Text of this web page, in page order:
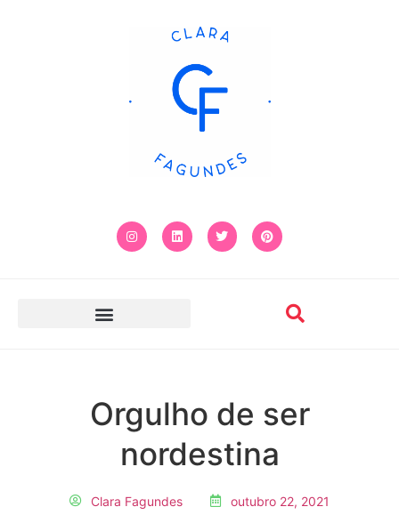
Orgulho de ser
nordestina
Clara Fagundes outubro 22, 2021